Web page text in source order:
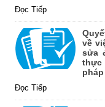
Đọc Tiếp
về
sửa
thực
pháp
Đọc Tiếp